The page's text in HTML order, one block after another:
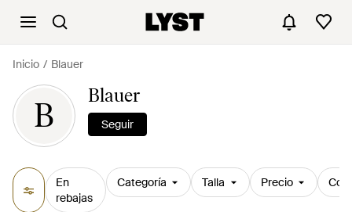
Inicio Blauer
B
Blauer
Seguir
En
rebajas
Categoría Talla Precio